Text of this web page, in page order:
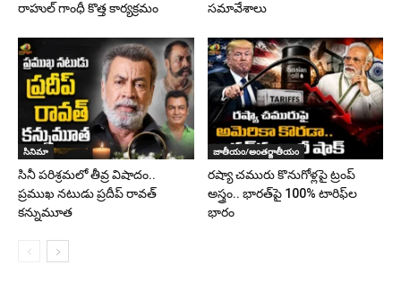
రాహుల్ గాంధీ కొత్త కార్యక్రమం
సమావేశాలు
సినిమా
సినీ పరిశ్రమలో తీవ్ర విషాదం..
ప్రముఖ నటుడు ప్రదీప్ రావత్
కన్నుమూత
జాతీయం/అంతర్జాతీయం
రష్యా చమురు కొనుగోళ్లపై ట్రంప్
అస్త్రం.. భారత్‌పై 100% టారిఫ్‌ల
భారం